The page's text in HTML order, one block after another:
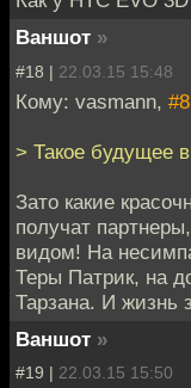
Ваншот »
#18 | 22.03.15 15:48
Кому: vasmann, #8
> Такое будущее
Зато какие
получат
видом! На
Теры Патрик, на
Тарзана. И жизнь
Ваншот »
#19 | 22.03.15 15:50